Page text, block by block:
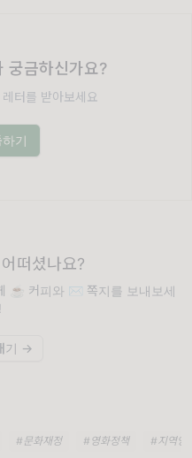
궁금하신가요?
터를 받아보세요
하기
떠셨나요?
☕️ 커피와 ✉️ 쪽지를 보내보세
기 →
#문화재정 #영화정책 #지역영